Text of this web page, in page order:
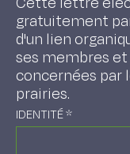
gratuitement
d'un lien
ses membres
concernées par
prairies.
IDENTITÉ*